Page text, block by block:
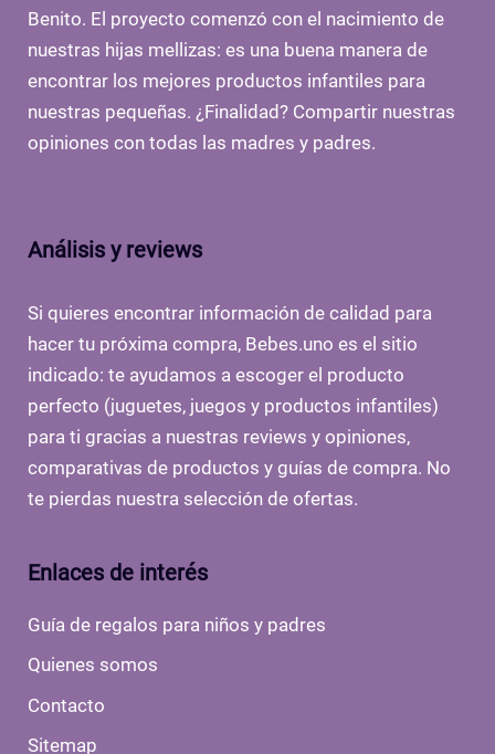
Benito. El proyecto comenzó con el nacimiento de
nuestras hijas mellizas: es una buena manera de
encontrar los mejores productos infantiles para
nuestras pequeñas. ¿Finalidad? Compartir nuestras
opiniones con todas las madres y padres.
Análisis y reviews
Si quieres encontrar información de calidad para
hacer tu próxima compra, Bebes.uno es el sitio
indicado: te ayudamos a escoger el producto
perfecto (juguetes, juegos y productos infantiles)
para ti gracias a nuestras reviews y opiniones,
comparativas de productos y guías de compra. No
te pierdas nuestra selección de ofertas.
Enlaces de interés
Guía de regalos para niños y padres
Quienes somos
Contacto
Sitemap